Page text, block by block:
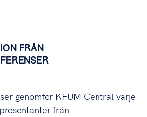
FRÅN
genomför KFUM Central varje
från